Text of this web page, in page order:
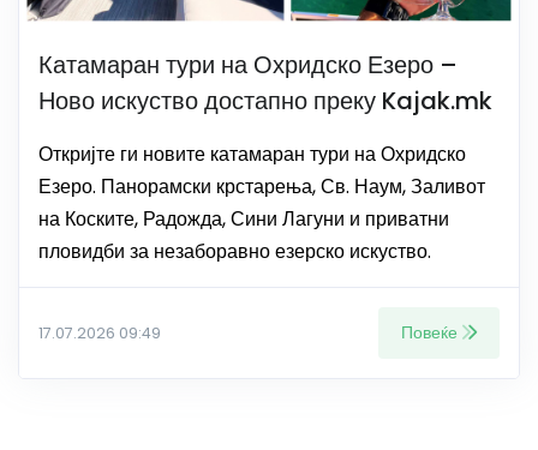
Катамаран тури на Охридско Езеро –
Ново искуство достапно преку Kajak.mk
Откријте ги новите катамаран тури на Охридско
Езеро. Панорамски крстарења, Св. Наум, Заливот
на Коските, Радожда, Сини Лагуни и приватни
пловидби за незаборавно езерско искуство.
17.07.2026 09:49 Повеќе